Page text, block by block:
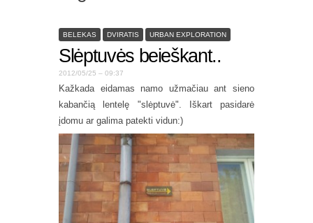
BELEKAS DVIRATIS URBAN EXPLORATION
Slėptuvės beieškant..
2012/05/25 – 09:37
Kažkada eidamas namo užmačiau ant sieno
kabančią lentelę "slėptuvė". Iškart pasidarė
įdomu ar galima patekti vidun:)